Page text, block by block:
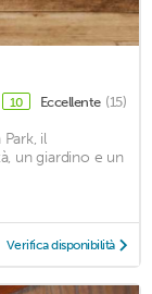
10 Eccellente (15)
il
un giardino e un
Verifica disponibilità